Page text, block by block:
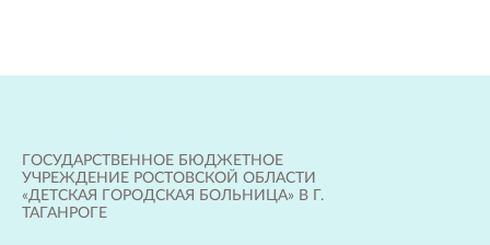
ГОСУДАРСТВЕННОЕ БЮДЖЕТНОЕ
УЧРЕЖДЕНИЕ РОСТОВСКОЙ ОБЛАСТИ
«ДЕТСКАЯ ГОРОДСКАЯ БОЛЬНИЦА» В Г.
ТАГАНРОГЕ